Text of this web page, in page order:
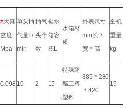
z大真
空度
Mpa
单头抽
气量L/
min
抽气
头个
数
储水
箱容
积L
水箱材
质
外表尺寸
mm长＊
宽＊高
全机
重量
kg
0.098 10 2 15
特殊防
腐工程
塑料
385＊280
＊420
15